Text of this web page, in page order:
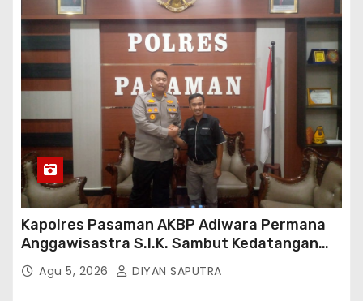
Kapolres Pasaman AKBP Adiwara Permana
Anggawisastra S.I.K. Sambut Kedatangan
Kepala Cakrawala Tv Sumatera Barat
Agu 5, 2026 DIYAN SAPUTRA